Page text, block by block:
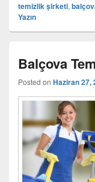
temizlik şirketi,
Yazın
Balçova
Posted on Haziran 27,